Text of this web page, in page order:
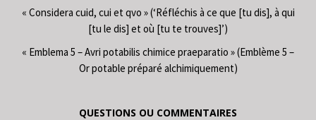
« Considera cuid, cui et qvo » (‘Réfléchis à ce que [tu dis], à qui
[tu le dis] et où [tu te trouves]’)
« Emblema 5 – Avri potabilis chimice praeparatio » (Emblème 5 –
Or potable préparé alchimiquement)
QUESTIONS OU COMMENTAIRES